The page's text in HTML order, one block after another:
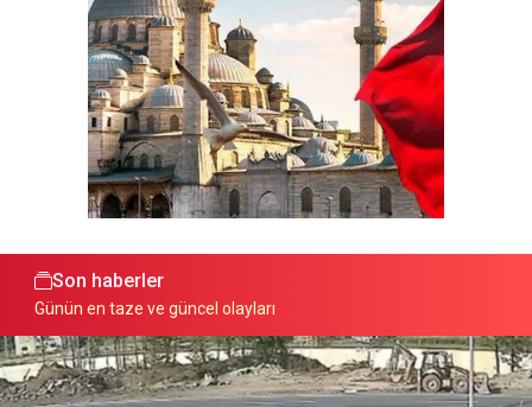
Son haberler
Günün en taze ve güncel olayları